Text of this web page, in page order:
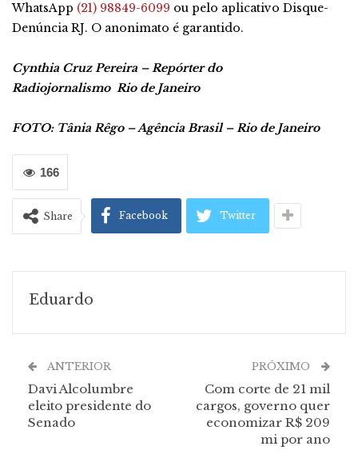
WhatsApp (21) 98849-6099 ou pelo aplicativo Disque-
Denúncia RJ. O anonimato é garantido.
Cynthia Cruz Pereira – Repórter do
Radiojornalismo Rio de Janeiro
FOTO: Tânia Rêgo – Agência Brasil – Rio de Janeiro
166
Share Facebook Twitter
Eduardo
ANTERIOR
Davi Alcolumbre
eleito presidente do
Senado
PRÓXIMO
Com corte de 21 mil
cargos, governo quer
economizar R$ 209
mi por ano